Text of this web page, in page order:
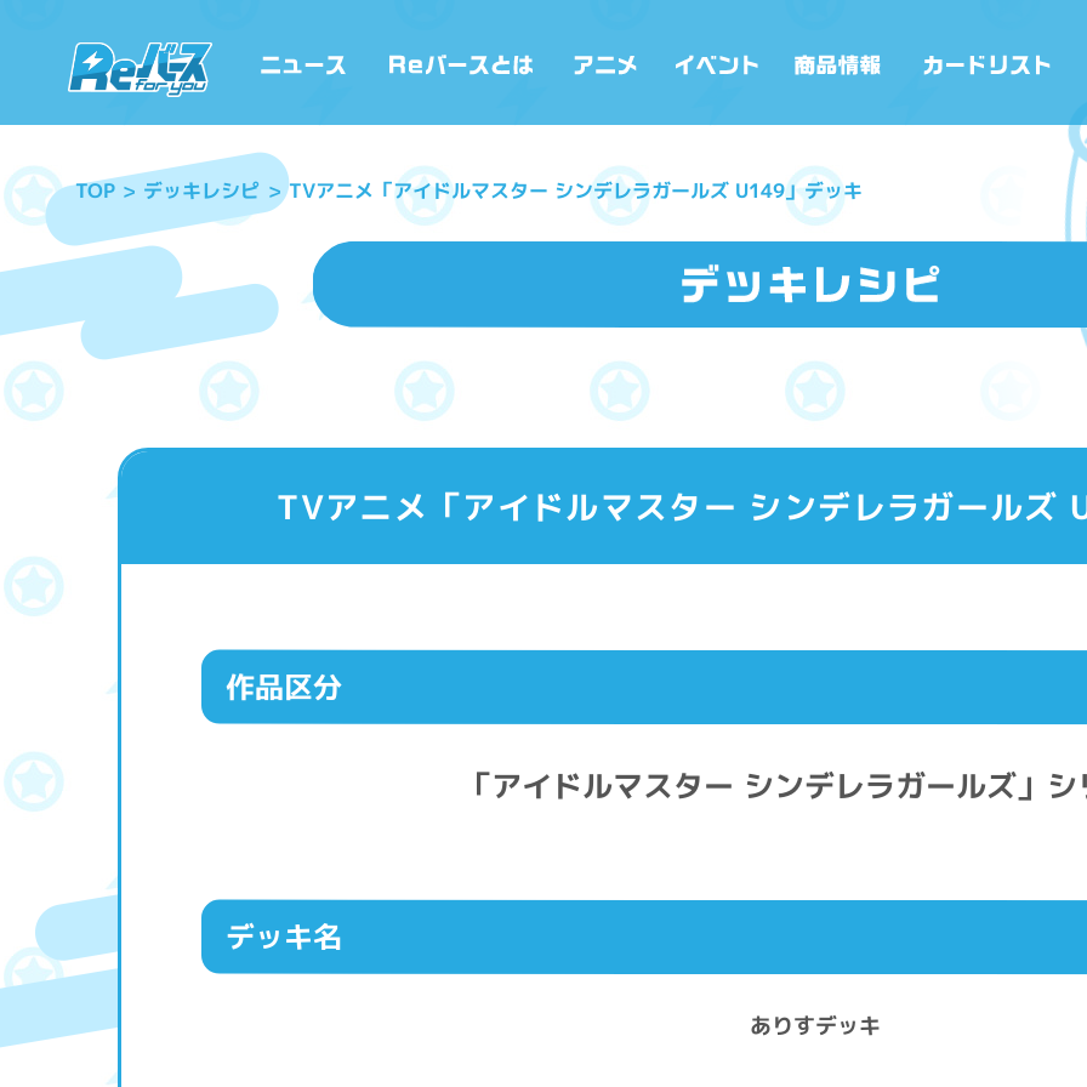
TOP デッキレシピ TVアニメ「アイドルマスター シンデレラガールズ U149」デッキ
TVアニメ「アイドルマスター シンデレラガールズ
作品区分
「アイドルマスター シンデレラガールズ」
デッキ名
ありすデッキ